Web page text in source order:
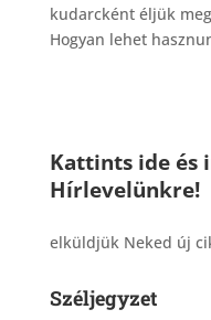
kudarcként éljük
Hogyan lehet
Kattints ide és
Hírlevelünkre!
elküldjük Neked új
Széljegyzet